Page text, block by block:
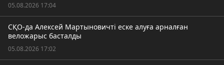
05.08.2026 17:04
СҚО-да Алексей Мартыновичті еске алуға арналған
веложарыс басталды
05.08.2026 17:02